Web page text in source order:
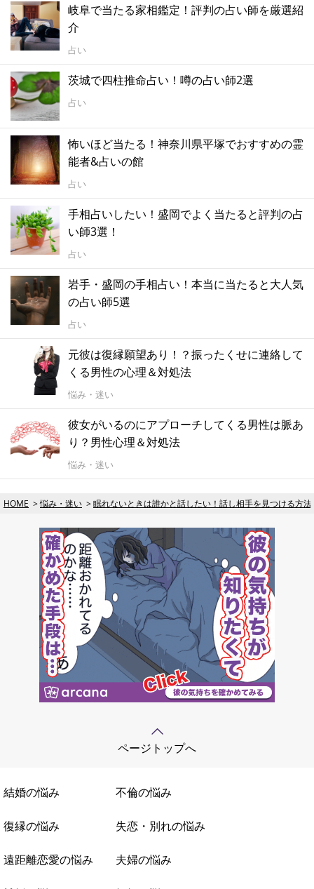
岐阜で当たる家相鑑定！評判の占い師を厳選紹
介
占い
茨城で四柱推命占い！噂の占い師2選
占い
怖いほど当たる！神奈川県平塚でおすすめの霊
能者&占いの館
占い
手相占いしたい！盛岡でよく当たると評判の占
い師3選！
占い
岩手・盛岡の手相占い！本当に当たると大人気
の占い師5選
占い
元彼は復縁願望あり！？振ったくせに連絡して
くる男性の心理＆対処法
悩み・迷い
彼女がいるのにアプローチしてくる男性は脈あ
り？男性心理＆対処法
悩み・迷い
HOME 悩み・迷い 眠れないときは誰かと話したい！話し相手を見つける方法
ページトップへ
結婚の悩み 不倫の悩み
復縁の悩み 失恋・別れの悩み
遠距離恋愛の悩み 夫婦の悩み